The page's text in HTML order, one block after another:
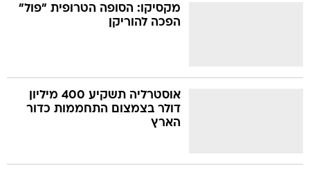
מקסיקו: הסופה הטרופית "פול"
הפכה להוריקן
אוסטרליה תשקיע 400 מיליון
דולר בצמצום התחממות כדור
הארץ